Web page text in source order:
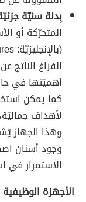
بِدلة سنيّة
المتحرّكة أو
الفراغ الناتج
أهميّتها في
كما يمكن
لأهداف
وهذا الجهاز
وجود أسنان
الاستمرار في
الأجهزة الوظيفية